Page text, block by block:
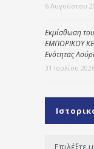
6 Αυγούστου
Εκμίσθωση
ΕΜΠΟΡΙΚΟΥ
Ενότητας
31 Ιουλίου
Ιστορικό